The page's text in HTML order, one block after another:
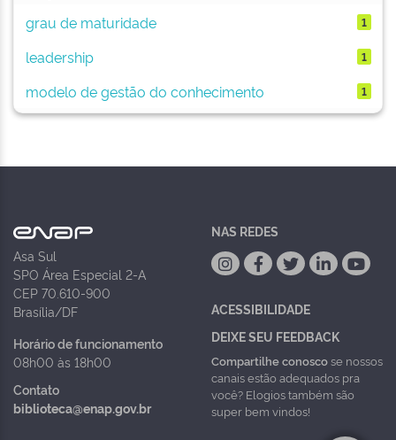
grau de maturidade
1
leadership 1
modelo de gestão do conhecimento 1
Asa Sul
SPO Área Especial 2-A
CEP 70.610-900
Brasília/DF
Horário de funcionamento
08h00 às 18h00
Contato
biblioteca@enap.gov.br
NAS REDES
ACESSIBILIDADE
DEIXE SEU FEEDBACK
Compartilhe conoscose nossos
canais estão adequados pra
você? Elogios também são
super bem vindos!